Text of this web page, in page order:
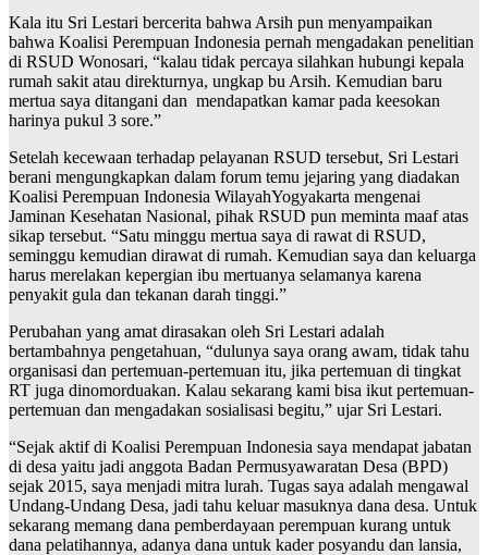
Kala itu Sri Lestari bercerita bahwa Arsih pun menyampaikan
bahwa Koalisi Perempuan Indonesia pernah mengadakan penelitian
di RSUD Wonosari, “kalau tidak percaya silahkan hubungi kepala
rumah sakit atau direkturnya, ungkap bu Arsih. Kemudian baru
mertua saya ditangani dan mendapatkan kamar pada keesokan
harinya pukul 3 sore.”
Setelah kecewaan terhadap pelayanan RSUD tersebut, Sri Lestari
berani mengungkapkan dalam forum temu jejaring yang diadakan
Koalisi Perempuan Indonesia WilayahYogyakarta mengenai
Jaminan Kesehatan Nasional, pihak RSUD pun meminta maaf atas
sikap tersebut. “Satu minggu mertua saya di rawat di RSUD,
seminggu kemudian dirawat di rumah. Kemudian saya dan keluarga
harus merelakan kepergian ibu mertuanya selamanya karena
penyakit gula dan tekanan darah tinggi.”
Perubahan yang amat dirasakan oleh Sri Lestari adalah
bertambahnya pengetahuan, “dulunya saya orang awam, tidak tahu
organisasi dan pertemuan-pertemuan itu, jika pertemuan di tingkat
RT juga dinomorduakan. Kalau sekarang kami bisa ikut pertemuan-
pertemuan dan mengadakan sosialisasi begitu,” ujar Sri Lestari.
“Sejak aktif di Koalisi Perempuan Indonesia saya mendapat jabatan
di desa yaitu jadi anggota Badan Permusyawaratan Desa (BPD)
sejak 2015, saya menjadi mitra lurah. Tugas saya adalah mengawal
Undang-Undang Desa, jadi tahu keluar masuknya dana desa. Untuk
sekarang memang dana pemberdayaan perempuan kurang untuk
dana pelatihannya, adanya dana untuk kader posyandu dan lansia,